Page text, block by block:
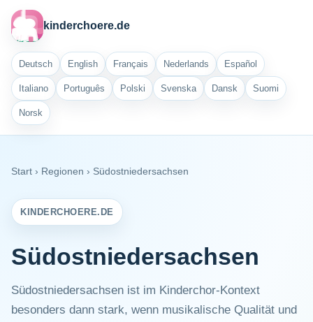
kinderchoere.de
Deutsch English Français Nederlands Español
Italiano Português Polski Svenska Dansk Suomi
Norsk
Start › Regionen › Südostniedersachsen
KINDERCHOERE.DE
Südostniedersachsen
Südostniedersachsen ist im Kinderchor-Kontext
besonders dann stark, wenn musikalische Qualität und